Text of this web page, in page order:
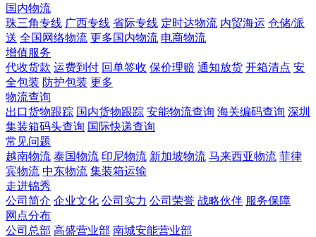
国内物流
珠三角专线 广西专线 省际专线 定时达物流 内贸海运 仓储/派
送 全国网络物流 更多国内物流 电商物流
增值服务
代收货款 运费到付 回单签收 保价理赔 通知放货 开箱清点 安
全包装 防护包装 更多
物流查询
出口货物跟踪 国内货物跟踪 安能物流查询 海关编码查询 深圳
集装箱码头查询 国际快递查询
常见问题
越南物流 泰国物流 印尼物流 新加坡物流 马来西亚物流 菲律
宾物流 中东物流 集装箱运输
走进锦秀
公司简介 企业文化 公司实力 公司荣誉 战略伙伴 服务保障
网点分布
公司总部 高盛营业部 南城安能营业部